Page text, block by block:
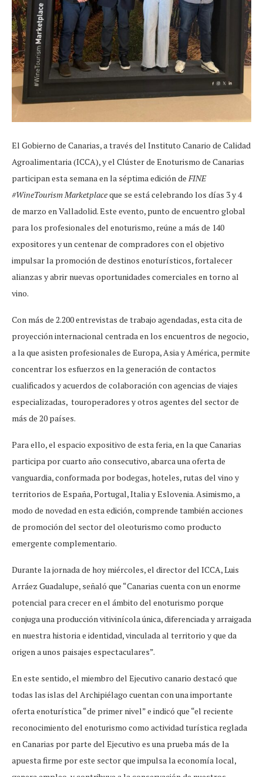
El Gobierno de Canarias, a través del Instituto Canario de Calidad
Agroalimentaria (ICCA), y el Clúster de Enoturismo de Canarias
participan esta semana en la séptima edición de FINE
#WineTourism Marketplaceque se está celebrando los días 3 y 4
de marzo en Valladolid. Este evento, punto de encuentro global
para los profesionales del enoturismo, reúne a más de 140
expositores y un centenar de compradores con el objetivo
impulsar la promoción de destinos enoturísticos, fortalecer
alianzas y abrir nuevas oportunidades comerciales en torno al
vino.
Con más de 2.200 entrevistas de trabajo agendadas, esta cita de
proyección internacional centrada en los encuentros de negocio,
a la que asisten profesionales de Europa, Asia y América, permite
concentrar los esfuerzos en la generación de contactos
cualificados y acuerdos de colaboración con agencias de viajes
especializadas, touroperadores y otros agentes del sector de
más de 20 países.
Para ello, el espacio expositivo de esta feria, en la que Canarias
participa por cuarto año consecutivo, abarca una oferta de
vanguardia, conformada por bodegas, hoteles, rutas del vino y
territorios de España, Portugal, Italia y Eslovenia. Asimismo, a
modo de novedad en esta edición, comprende también acciones
de promoción del sector del oleoturismo como producto
emergente complementario.
Durante la jornada de hoy miércoles, el director del ICCA, Luis
Arráez Guadalupe, señaló que “Canarias cuenta con un enorme
potencial para crecer en el ámbito del enoturismo porque
conjuga una producción vitivinícola única, diferenciada y arraigada
en nuestra historia e identidad, vinculada al territorio y que da
origen a unos paisajes espectaculares”.
En este sentido, el miembro del Ejecutivo canario destacó que
todas las islas del Archipiélago cuentan con una importante
oferta enoturística “de primer nivel” e indicó que “el reciente
reconocimiento del enoturismo como actividad turística reglada
en Canarias por parte del Ejecutivo es una prueba más de la
apuesta firme por este sector que impulsa la economía local,